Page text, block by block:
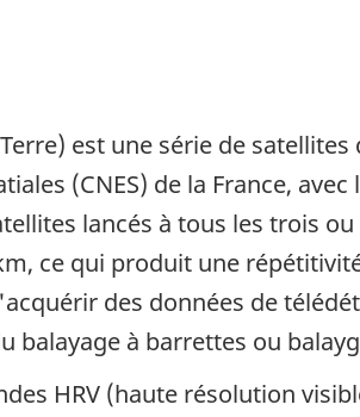
est une série de
(CNES) de la France,
lancés à tous les trois
ce qui produit une
des données de
balayage à barrettes ou
HRV (haute résolution